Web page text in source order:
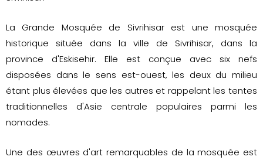
La Grande Mosquée de Sivrihisar est une mosquée
historique située dans la ville de Sivrihisar, dans la
province d'Eskisehir. Elle est conçue avec six nefs
disposées dans le sens est-ouest, les deux du milieu
étant plus élevées que les autres et rappelant les tentes
traditionnelles d'Asie centrale populaires parmi les
nomades.
Une des œuvres d'art remarquables de la mosquée est